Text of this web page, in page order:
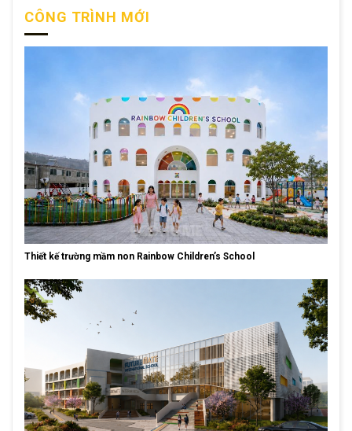
CÔNG TRÌNH MỚI
Thiết kế trường mầm non Rainbow Children’s School